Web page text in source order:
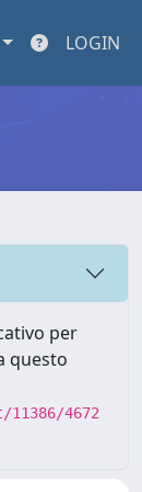
LOGIN
per
questo
4672